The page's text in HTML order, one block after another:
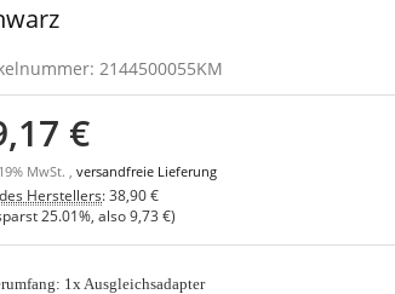
2144500055KM
€
MwSt. ,versandfreie Lieferung
Herstellers:38,90 €
25.01% , also9,73 €)
1x Ausgleichsadapter